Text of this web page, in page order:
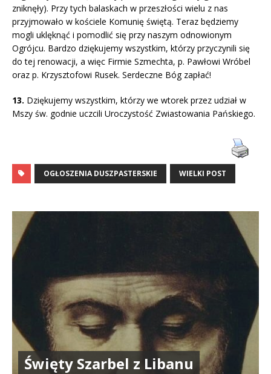
zniknęły). Przy tych balaskach w przeszłości wielu z nas
przyjmowało w kościele Komunię świętą. Teraz będziemy
mogli uklęknąć i pomodlić się przy naszym odnowionym
Ogrójcu. Bardzo dziękujemy wszystkim, którzy przyczynili się
do tej renowacji, a więc Firmie Szmechta, p. Pawłowi Wróbel
oraz p. Krzysztofowi Rusek. Serdeczne Bóg zapłać!
13. Dziękujemy wszystkim, którzy we wtorek przez udział w
Mszy św. godnie uczcili Uroczystość Zwiastowania Pańskiego.
OGŁOSZENIA DUSZPASTERSKIE WIELKI POST
Święty Szarbel z Libanu